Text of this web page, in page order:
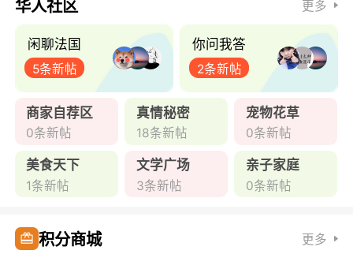
华人社区 更多
闲聊法国
5条新帖
你问我答
2条新帖
商家自荐区
0条新帖
真情秘密
18条新帖
宠物花草
0条新帖
美食天下
1条新帖
文学广场
3条新帖
亲子家庭
0条新帖
积分商城 更多